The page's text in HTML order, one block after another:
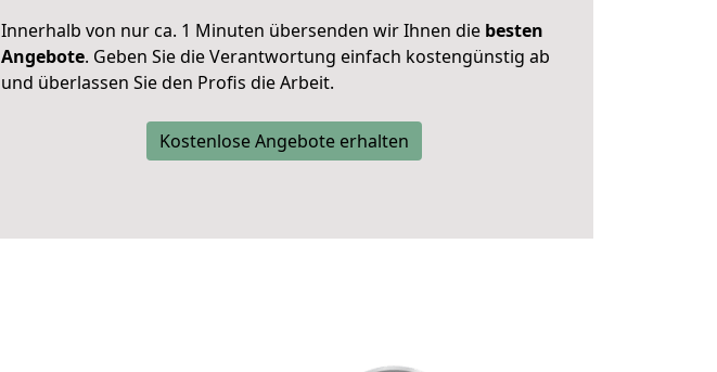
Innerhalb von nur ca. 1 Minuten übersenden wir Ihnen die besten
Angebote. Geben Sie die Verantwortung einfach kostengünstig ab
und überlassen Sie den Profis die Arbeit.
Kostenlose Angebote erhalten